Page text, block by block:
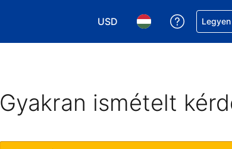
USD
Válasszon pénznemet.
Válasszon nyelvet.
Segítség
Gyakran ismételt